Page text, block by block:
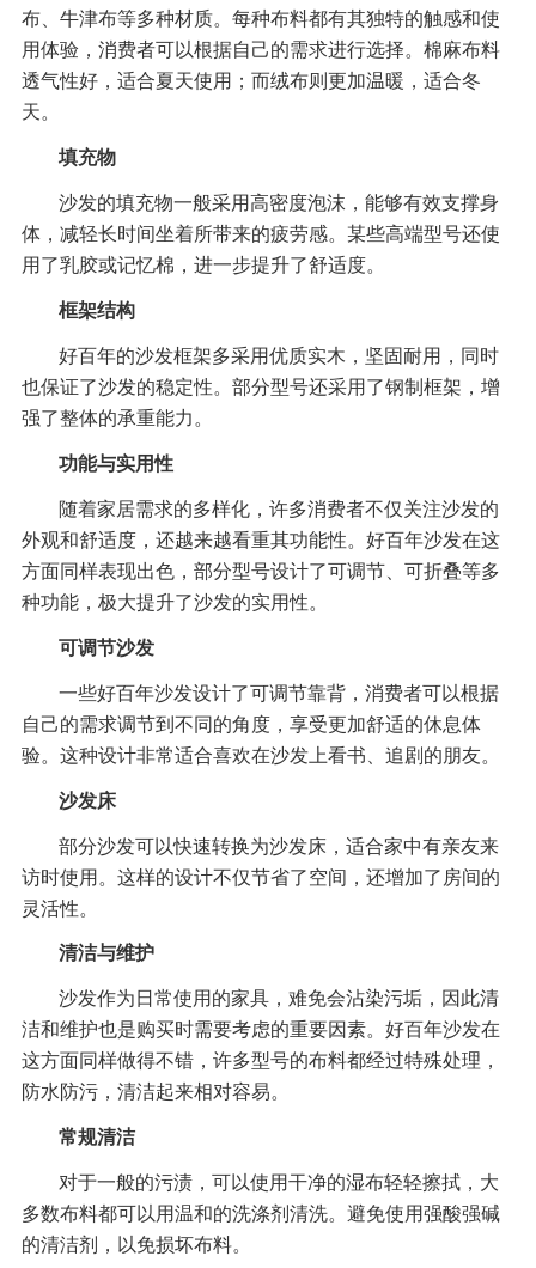
布、牛津布等多种材质。每种布料都有其独特的触感和使
用体验，消费者可以根据自己的需求进行选择。棉麻布料
透气性好，适合夏天使用；而绒布则更加温暖，适合冬
天。
填充物
沙发的填充物一般采用高密度泡沫，能够有效支撑身
体，减轻长时间坐着所带来的疲劳感。某些高端型号还使
用了乳胶或记忆棉，进一步提升了舒适度。
框架结构
好百年的沙发框架多采用优质实木，坚固耐用，同时
也保证了沙发的稳定性。部分型号还采用了钢制框架，增
强了整体的承重能力。
功能与实用性
随着家居需求的多样化，许多消费者不仅关注沙发的
外观和舒适度，还越来越看重其功能性。好百年沙发在这
方面同样表现出色，部分型号设计了可调节、可折叠等多
种功能，极大提升了沙发的实用性。
可调节沙发
一些好百年沙发设计了可调节靠背，消费者可以根据
自己的需求调节到不同的角度，享受更加舒适的休息体
验。这种设计非常适合喜欢在沙发上看书、追剧的朋友。
沙发床
部分沙发可以快速转换为沙发床，适合家中有亲友来
访时使用。这样的设计不仅节省了空间，还增加了房间的
灵活性。
清洁与维护
沙发作为日常使用的家具，难免会沾染污垢，因此清
洁和维护也是购买时需要考虑的重要因素。好百年沙发在
这方面同样做得不错，许多型号的布料都经过特殊处理，
防水防污，清洁起来相对容易。
常规清洁
对于一般的污渍，可以使用干净的湿布轻轻擦拭，大
多数布料都可以用温和的洗涤剂清洗。避免使用强酸强碱
的清洁剂，以免损坏布料。